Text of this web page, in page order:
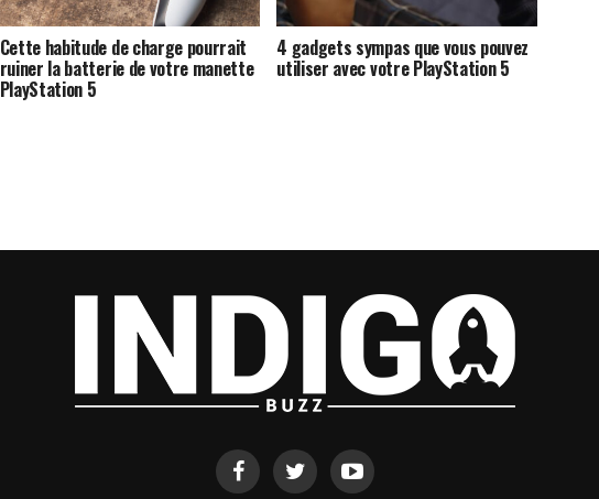
Cette habitude de charge pourrait
ruiner la batterie de votre manette
PlayStation 5
4 gadgets sympas que vous pouvez
utiliser avec votre PlayStation 5